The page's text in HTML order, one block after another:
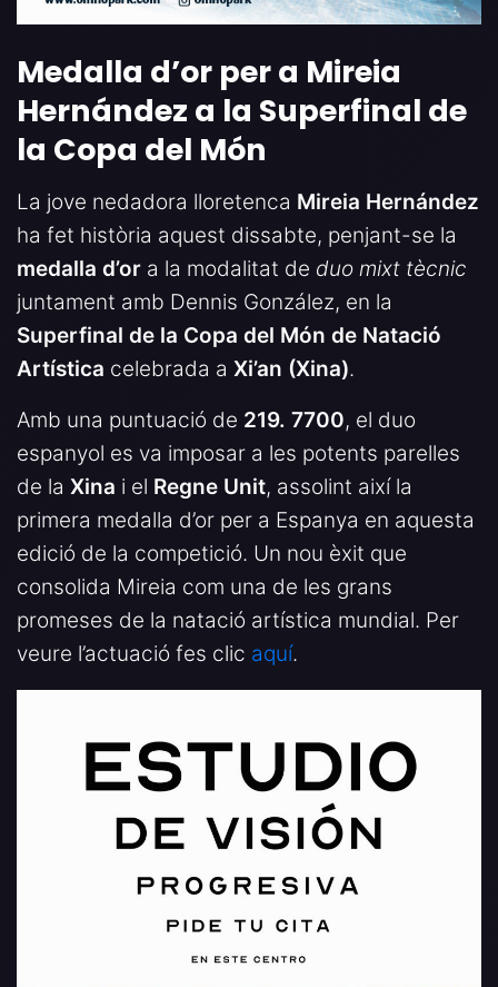
Medalla d’or per a Mireia
Hernández a la Superfinal de
la Copa del Món
La jove nedadora lloretenca Mireia Hernández
ha fet història aquest dissabte, penjant-se la
medalla d’or a la modalitat de duo mixt tècnic
juntament amb Dennis González, en la
Superfinal de la Copa del Món de Natació
Artística celebrada a Xi’an (Xina).
Amb una puntuació de 219. 7700, el duo
espanyol es va imposar a les potents parelles
de la Xina i el Regne Unit, assolint així la
primera medalla d’or per a Espanya en aquesta
edició de la competició. Un nou èxit que
consolida Mireia com una de les grans
promeses de la natació artística mundial. Per
veure l’actuació fes clic aquí.